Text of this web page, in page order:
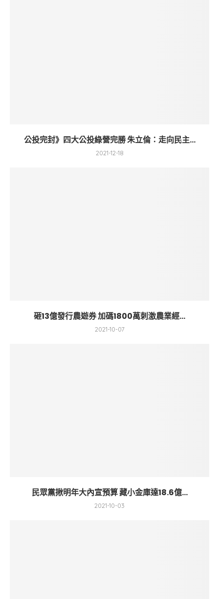
公投完封》四大公投綠營完勝 朱立倫：走向民主...
2021-12-18
砸13億發行農遊券 加碼1800萬刺激農業經...
2021-10-07
民眾黨揪明年大內宣預算 藏小金庫達18.6億...
2021-10-03